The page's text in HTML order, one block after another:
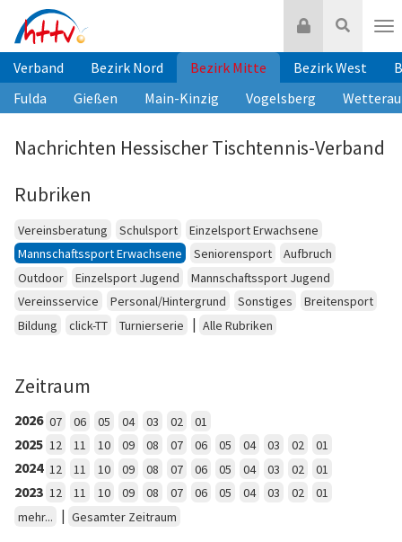
Inhalt
springen
Suche
Login
Verband Bezirk Nord Bezirk Mitte Bezirk West
Fulda
Gießen Main-Kinzig Vogelsberg Wetterau
Nachrichten Hessischer Tischtennis-Verband
Rubriken
Vereinsberatung Schulsport
Einzelsport Erwachsene
Mannschaftssport Erwachsene
Seniorensport
Aufbruch
Outdoor
Einzelsport Jugend
Mannschaftssport Jugend
Vereinsservice
Personal/Hintergrund Sonstiges
Breitensport
Bildung
click-TT Turnierserie | Alle Rubriken
Zeitraum
2026 07 06 05 04 03 02 01
2025 12 11 10 09 08 07 06 05 04 03 02 01
2024 12 11 10 09 08 07 06 05 04 03 02 01
2023 12 11 10 09 08 07 06 05 04 03 02
01
mehr...
| Gesamter Zeitraum